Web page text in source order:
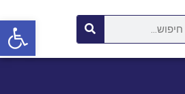
פתח סרגל נגישות